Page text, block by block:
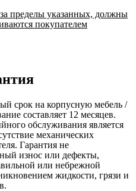
пределы указанных, должны
покупателем
срок на корпусную мебель /
составляет 12 месяцев.
обслуживания является
механических
Гарантия не
износ или дефекты,
или небрежной
жидкости, грязи и